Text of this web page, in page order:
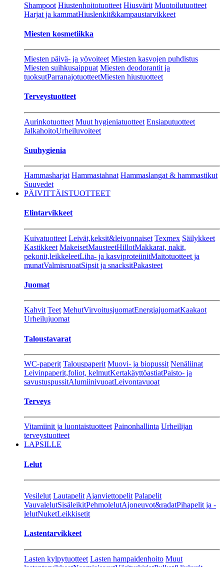
Shampoot Hiustenhoitotuotteet Hiusvärit Muotoilutuotteet
Harjat ja kammatHiuslenkit&kampaustarvikkeet
Miesten kosmetiikka
Miesten päivä- ja yövoiteet Miesten kasvojen puhdistus
Miesten suihkusaippuat Miesten deodorantit ja
tuoksutParranajotuotteetMiesten hiustuotteet
Terveystuotteet
Aurinkotuotteet Muut hygieniatuotteet Ensiaputuotteet
JalkahoitoUrheiluvoiteet
Suuhygienia
Hammasharjat Hammastahnat Hammaslangat & hammastikut
Suuvedet
PÄIVITTÄISTUOTTEET
Elintarvikkeet
Kuivatuotteet Leivät,keksit&leivonnaiset Texmex Säilykkeet
Kastikkeet MakeisetMausteetHillotMakkarat, nakit,
pekonit,leikkeleetLiha- ja kasviproteiinitMaitotuotteet ja
munatValmisruoatSipsit ja snacksitPakasteet
Juomat
Kahvit Teet MehutVirvoitusjuomatEnergiajuomatKaakaot
Urheilujuomat
Taloustavarat
WC-paperit Talouspaperit Muovi- ja biopussit Nenäliinat
Leivinpaperit,foliot, kelmutKertakäyttöastiatPaisto- ja
savustuspussitAlumiinivuoatLeivontavuoat
Terveys
Vitamiinit ja luontaistuotteet Painonhallinta Urheilijan
terveystuotteet
LAPSILLE
Lelut
Vesilelut Lautapelit Ajanviettopelit Palapelit
VauvalelutSisäleikitPehmolelutAjoneuvot&radatPihapelit ja -
lelutNuketLeikkisetit
Lastentarvikkeet
Lasten kylpytuotteet Lasten hampaidenhoito Muut